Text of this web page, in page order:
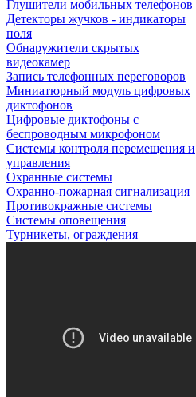
Глушители мобильных телефонов
Детекторы жучков - индикаторы
поля
Обнаружители скрытых
видеокамер
Запись телефонных переговоров
Миниатюрный модуль цифровых
диктофонов
Цифровые диктофоны с
беспроводным микрофоном
Системы контроля перемещения и
управления
Охранные системы
Охранно-пожарная сигнализация
Противокражные системы
Системы оповещения
Турникеты, ограждения